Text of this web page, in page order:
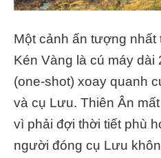
Một cảnh ấn tượng nhất
Kén Vàng là cú máy dài
(one-shot) xoay quanh
và cụ Lưu. Thiên Ân
vì phải đợi thời tiết phù
người đóng cụ Lưu